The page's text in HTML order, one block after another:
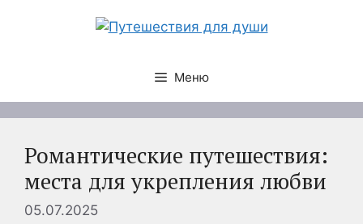
Меню
Романтические путешествия:
места для укрепления любви
05.07.2025